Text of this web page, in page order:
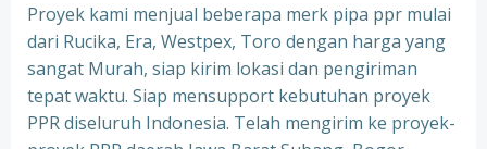
Proyek kami menjual beberapa merk pipa ppr mulai
dari Rucika, Era, Westpex, Toro dengan harga yang
sangat Murah, siap kirim lokasi dan pengiriman
tepat waktu. Siap mensupport kebutuhan proyek
PPR diseluruh Indonesia. Telah mengirim ke proyek-